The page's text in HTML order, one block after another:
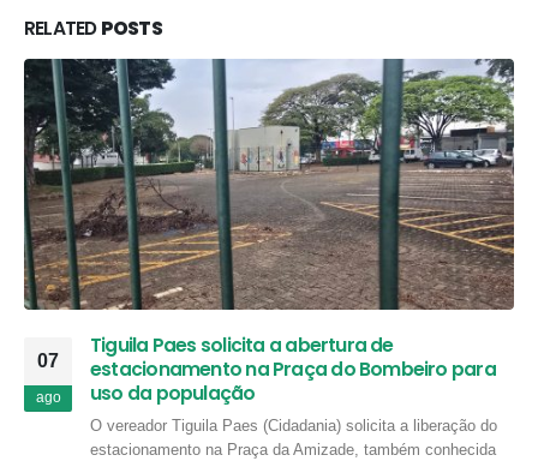
RELATEDPOSTS
07
ago
Tiguila Paes solicita a abertura de
estacionamento na Praça do Bombeiro para
uso da população
O vereador Tiguila Paes (Cidadania) solicita a liberação do
estacionamento na Praça da Amizade, também conhecida